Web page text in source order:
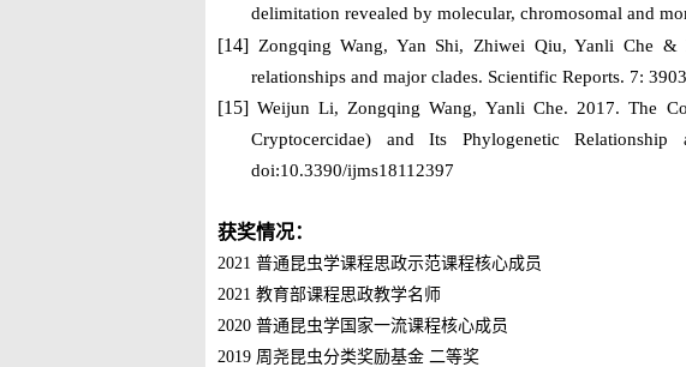
delimitation revealed by molecular, chromosomal and
[14] Zongqing Wang, Yan Shi, Zhiwei Qiu,Yanli Che &
relationships and major clades. Scientific Reports. 7:
[15]Weijun Li, Zongqing Wang,Yanli Che. 2017. The
Cryptocercidae) and Its Phylogenetic
doi:10.3390/ijms18112397
获奖情况：
2021 普通昆虫学课程思政示范课程核心成员
2021 教育部课程思政教学名师
2020 普通昆虫学国家一流课程核心成员
2019 周尧昆虫分类奖励基金 二等奖